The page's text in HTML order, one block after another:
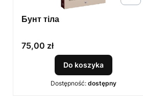
Бунт тіла
Cena
75,00 zł
Do koszyka
Dostępność: dostępny